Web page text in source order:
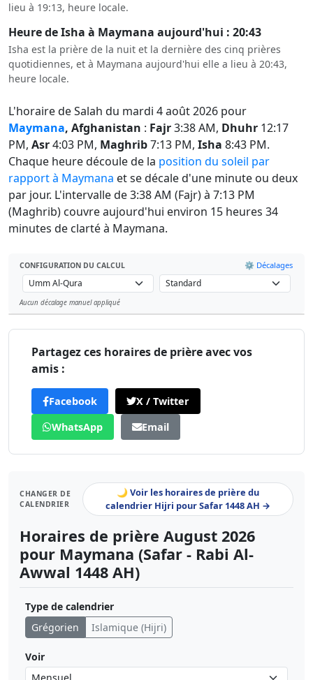
lieu à 19:13, heure locale.
Heure de Isha à Maymana aujourd'hui : 20:43
Isha est la prière de la nuit et la dernière des cinq prières
quotidiennes, et à Maymana aujourd'hui elle a lieu à 20:43,
heure locale.
L'horaire de Salah du mardi 4 août 2026 pour
Maymana, Afghanistan : Fajr3:38 AM, Dhuhr 12:17
PM, Asr4:03 PM, Maghrib7:13 PM, Isha 8:43 PM.
Chaque heure découle de la position du soleil par
rapport à Maymana et se décale d'une minute ou deux
par jour. L'intervalle de 3:38 AM (Fajr) à 7:13 PM
(Maghrib) couvre aujourd'hui environ 15 heures 34
minutes de clarté à Maymana.
CONFIGURATION DU CALCUL ⚙️ Décalages
Aucun décalage manuel appliqué
Partagez ces horaires de prière avec vos
amis :
Facebook
X / Twitter
WhatsApp
Email
CHANGER DE
CALENDRIER
🌙 Voir les horaires de prière du
calendrier Hijri pour Safar 1448 AH →
Horaires de prière August 2026
pour Maymana (Safar - Rabi Al-
Awwal 1448 AH)
Type de calendrier
Grégorien
Islamique (Hijri)
Voir